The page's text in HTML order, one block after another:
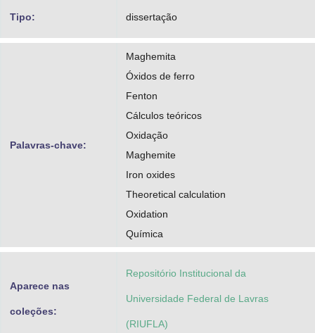
Tipo: dissertação
Palavras-chave:
Maghemita
Óxidos de ferro
Fenton
Cálculos teóricos
Oxidação
Maghemite
Iron oxides
Theoretical calculation
Oxidation
Química
Aparece nas
coleções:
Repositório Institucional da
Universidade Federal de Lavras
(RIUFLA)